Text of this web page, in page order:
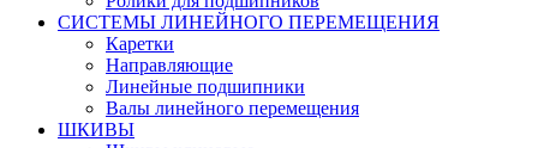
СИСТЕМЫ ЛИНЕЙНОГО ПЕРЕМЕЩЕНИЯ
Каретки
Направляющие
Линейные подшипники
Валы линейного перемещения
ШКИВЫ